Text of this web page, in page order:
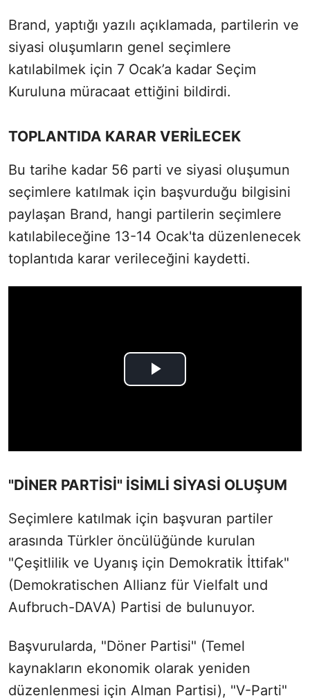
Brand, yaptığı yazılı açıklamada, partilerin ve
siyasi oluşumların genel seçimlere
katılabilmek için 7 Ocak’a kadar Seçim
Kuruluna müracaat ettiğini bildirdi.
TOPLANTIDA KARAR VERİLECEK
Bu tarihe kadar 56 parti ve siyasi oluşumun
seçimlere katılmak için başvurduğu bilgisini
paylaşan Brand, hangi partilerin seçimlere
katılabileceğine 13-14 Ocak'ta düzenlenecek
toplantıda karar verileceğini kaydetti.
"DİNER PARTİSİ" İSİMLİ SİYASİ OLUŞUM
Seçimlere katılmak için başvuran partiler
arasında Türkler öncülüğünde kurulan
"Çeşitlilik ve Uyanış için Demokratik İttifak"
(Demokratischen Allianz für Vielfalt und
Aufbruch-DAVA) Partisi de bulunuyor.
Başvurularda, "Döner Partisi" (Temel
kaynakların ekonomik olarak yeniden
düzenlenmesi için Alman Partisi), "V-Parti"